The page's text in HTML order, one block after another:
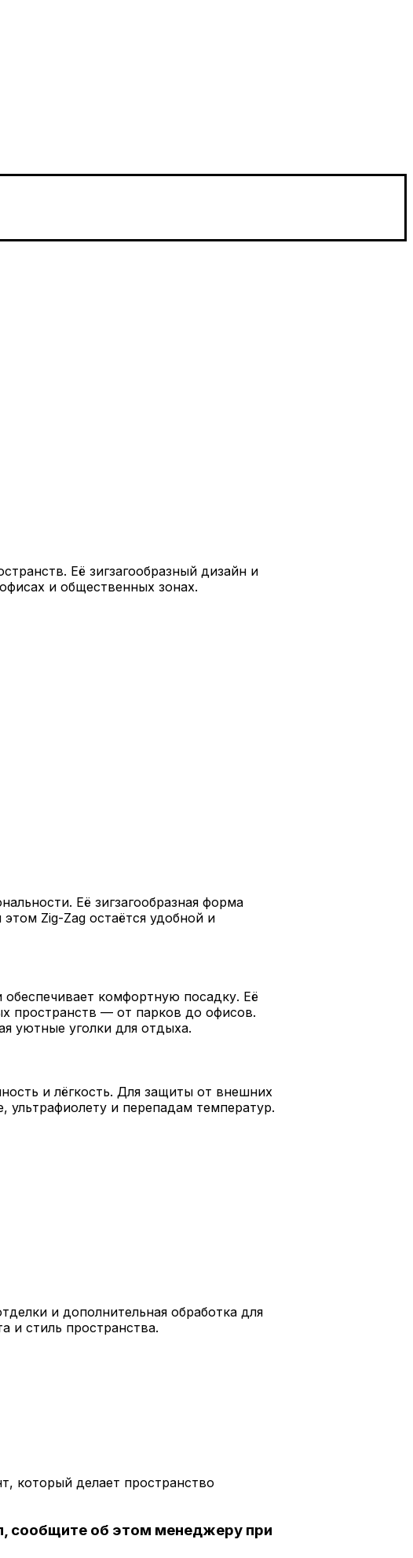
Её зигзагообразный дизайн и
и общественных зонах.
Её зигзагообразная форма
Zig-Zag остаётся удобной и
обеспечивает комфортную посадку. Её
пространств — от парков до офисов.
уютные уголки для отдыха.
и лёгкость. Для защиты от внешних
ультрафиолету и перепадам температур.
и дополнительная обработка для
и стиль пространства.
который делает пространство
сообщите об этом менеджеру при